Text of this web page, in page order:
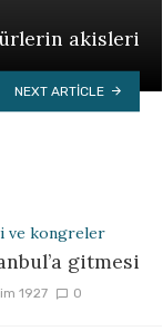
akisleri
NEXT ARTICLE
ve kongreler
gitmesi
1927 0